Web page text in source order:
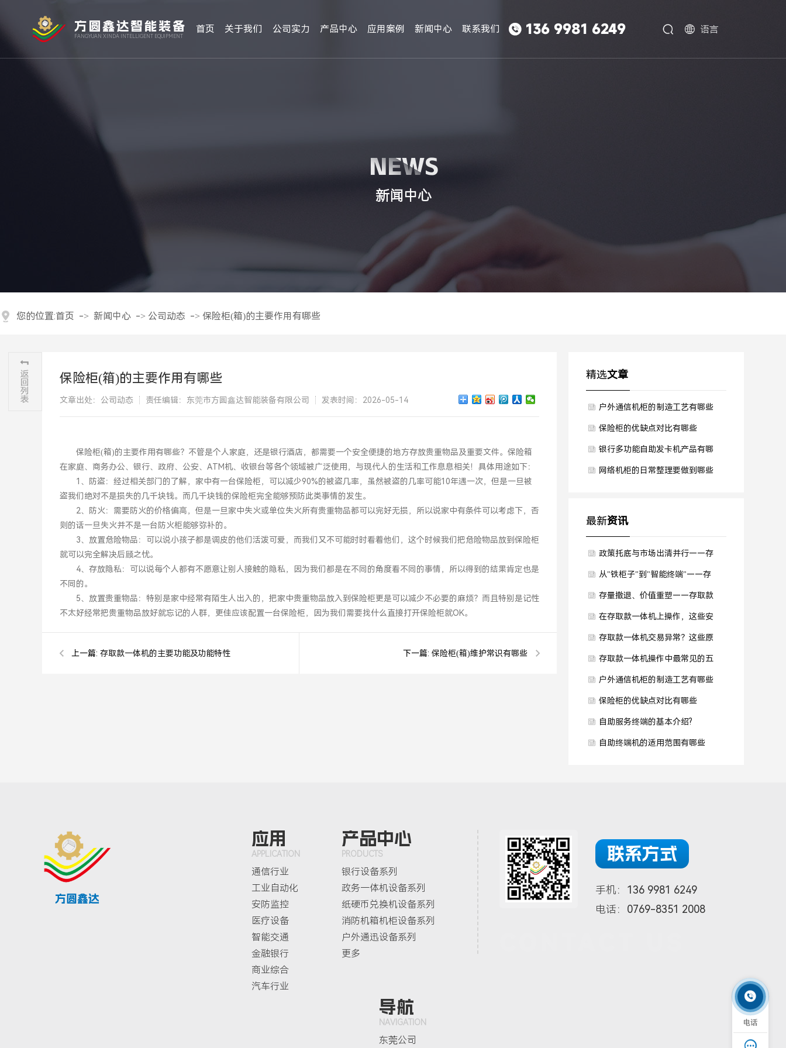
方圆鑫达智能装备
FANGYUAN XINDA INTELLIGENT EQUIPMENT
首页 关于我们 公司实力 产品中心 应用案例 新闻中心 联系我们  136 9981 6249   语言
NEWS
新闻中心
您的位置:首页 -> 新闻中心 -> 公司动态 -> 保险柜(箱)的主要作用有哪些
保险柜(箱)的主要作用有哪些
文章出处：公司动态 责任编辑：东莞市方圆鑫达智能装备有限公司 发表时间：2026-05-14
保险柜(箱)的主要作用有哪些？不管是个人家庭，还是银行酒店，都需要一个安全便捷的地方存放贵重物品及重要文件。保险箱
在家庭、商务办公、银行、政府、公安、ATM机、收银台等各个领域被广泛使用，与现代人的生活和工作息息相关！具体用途如下：
1、防盗：经过相关部门的了解，家中有一台保险柜，可以减少90%的被盗几率，虽然被盗的几率可能10年遇一次，但是一旦被
盗我们绝对不是损失的几千块钱。而几千块钱的保险柜完全能够预防此类事情的发生。
2、防火：需要防火的价格偏高，但是一旦家中失火或单位失火所有贵重物品都可以完好无损，所以说家中有条件可以考虑下，否
则的话一旦失火并不是一台防火柜能够弥补的。
3、放置危险物品：可以说小孩子都是调皮的他们活泼可爱，而我们又不可能时时看着他们，这个时候我们把危险物品放到保险柜
就可以完全解决后顾之忧。
4、存放隐私：可以说每个人都有不愿意让别人接触的隐私，因为我们都是在不同的角度看不同的事情，所以得到的结果肯定也是
不同的。
5、放置贵重物品：特别是家中经常有陌生人出入的，把家中贵重物品放入到保险柜更是可以减少不必要的麻烦？而且特别是记性
不太好经常把贵重物品放好就忘记的人群，更佳应该配置一台保险柜，因为我们需要找什么直接打开保险柜就OK。
上一篇: 存取款一体机的主要功能及功能特性 下一篇: 保险柜(箱)维护常识有哪些
精选文章
户外通信机柜的制造工艺有哪些
保险柜的优缺点对比有哪些
银行多功能自助发卡机产品有哪
些特点
网络机柜的日常整理要做到哪些
最新资讯
政策托底与市场出清并行——存
取款一体机的未来五年
从"铁柜子"到"智能终端"——存
取款一体机的四大进化方向
存量撤退、价值重塑——存取款
一体机行业正经历一场静默的革
命
在存取款一体机上操作，这些安
全细节一定要注意
存取款一体机交易异常？这些原
因你要知道
存取款一体机操作中最常见的五
个问题，遇到别慌
户外通信机柜的制造工艺有哪些
保险柜的优缺点对比有哪些
自助服务终端的基本介绍?
自助终端机的适用范围有哪些
方圆鑫达
联系方式
手机： 136 9981 6249
电话： 0769-8351 2008
产品中心
PRODUCTS
银行设备系列
政务一体机设备系列
纸硬币兑换机设备系列
消防机箱机柜设备系列
户外通迅设备系列
更多
应用
APPLICATION
通信行业
工业自动化
安防监控
医疗设备
智能交通
金融银行
商业综合
汽车行业
导航
NAVIGATION
东莞公司

电话